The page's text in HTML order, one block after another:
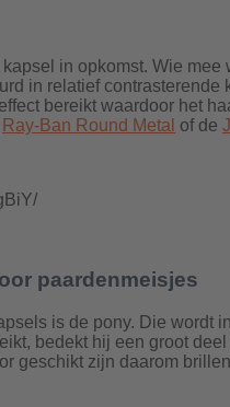
in opkomst. Wie
in relatief
bereikt waardoor het
Ray-Ban Round Metal of de
paardenmeisjes
is de pony. Die wordt
bedekt hij een groot
geschikt zijn daarom